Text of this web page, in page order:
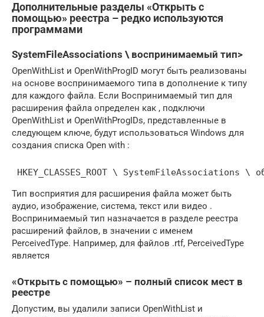
Дополнительные разделы «Открыть с
помощью» реестра – редко используются
программами
SystemFileAssociations \ воспринимаемый тип>
OpenWithList и OpenWithProgID могут быть реализованы
на основе воспринимаемого типа в дополнение к типу
для каждого файла. Если Воспринимаемый тип для
расширения файла определен как , подключи
OpenWithList и OpenWithProgIDs, представленные в
следующем ключе, будут использоваться Windows для
создания списка Open with :
HKEY_CLASSES_ROOT \ SystemFileAssociations \
Тип восприятия для расширения файла может быть
аудио, изображение, система, текст или видео .
Воспринимаемый тип назначается в разделе реестра
расширений файлов, в значении с именем
PerceivedType. Например, для файлов .rtf, PerceivedType
является
«Открыть с помощью» – полный список мест в
реестре
Допустим, вы удалили записи OpenWithList и